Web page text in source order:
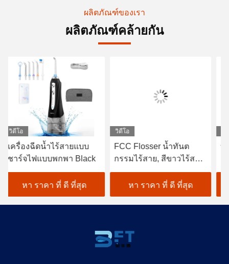
ผลิตภัณฑ์ของเรา
ผลิตภัณฑ์คล้ายกัน
วิดีโอ
เครื่องฉีดน้ำไร้สายแบบ
ชาร์จไฟแบบพกพา Black
หา ราคา ที่ ดี ที่สุด
วิดีโอ
FCC Flosser น้ำทันต
กรรมไร้สาย, สีขาวไร้สาย
เลือก Water Flosser
หา ราคา ที่ ดี ที่สุด
ทันต
พ